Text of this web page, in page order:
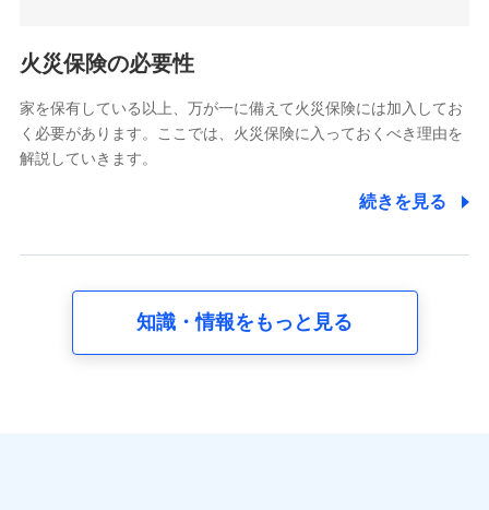
電話対応の品質向上およびお問合せ内容の正確な把握のため
6.採用応募者の個人情報
採用選考および入社手続を実施するため
8.取引先個人情報
取引先としての選定業務、営業情報の提供業務、契約締結手
火災保険の必要性
家を保有している以上、万が一に備えて火災保険には加入してお
く必要があります。ここでは、火災保険に入っておくべき理由を
解説していきます。
続きを見る
知識・情報をもっと見る